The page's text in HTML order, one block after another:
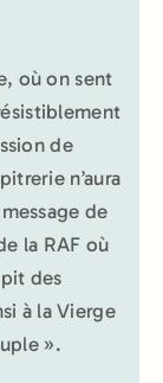
où on sent
de
n’aura
de
la RAF où
des
à la Vierge
».